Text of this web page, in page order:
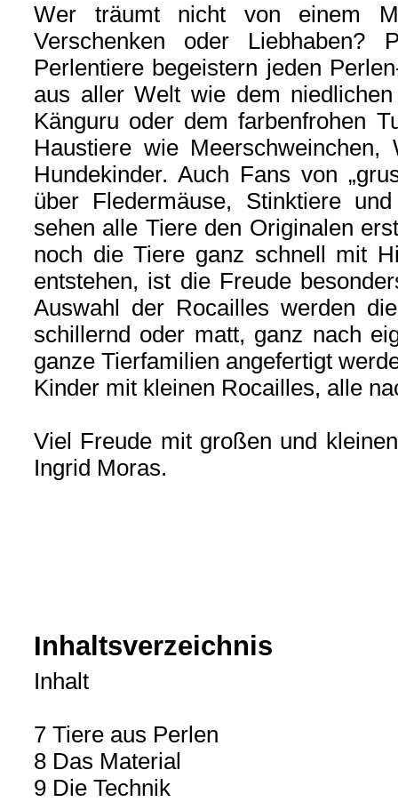
Wer träumt nicht von einem
Verschenken oder Liebhaben?
Perlentiere begeistern jeden
aus aller Welt wie dem
Känguru oder dem farbenfrohen
Haustiere wie Meerschweinchen,
Hundekinder. Auch Fans von
über Fledermäuse, Stinktiere
sehen alle Tiere den Originalen
noch die Tiere ganz schnell mit
entstehen, ist die Freude
Auswahl der Rocailles werden
schillernd oder matt, ganz nach
ganze Tierfamilien angefertigt
Kinder mit kleinen Rocailles, alle
Viel Freude mit großen und
Ingrid Moras.
Inhaltsverzeichnis
Inhalt
7 Tiere aus Perlen
8 Das Material
9 Die Technik